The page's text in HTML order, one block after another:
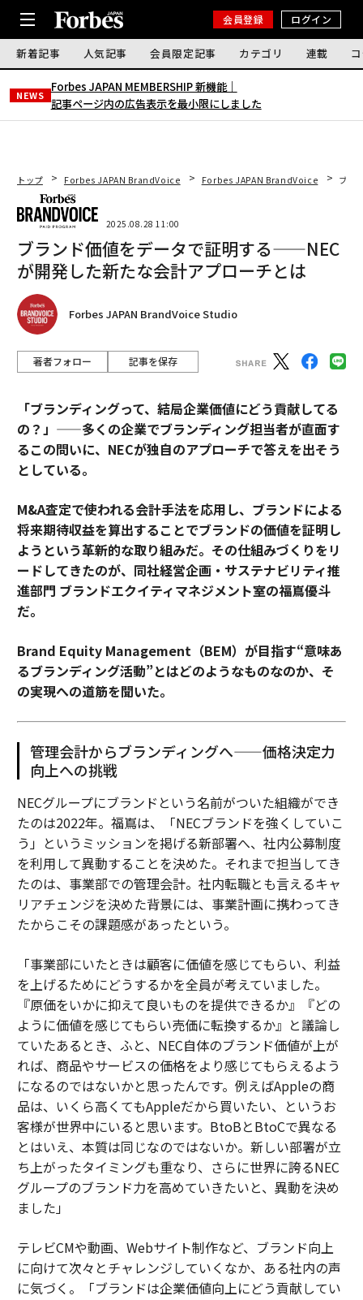
会員登録 ログイン
新着記事 人気記事 会員限定記事 カテゴリ 連載
NEWS
Forbes JAPAN MEMBERSHIP 新機能｜
記事ページ内の広告表示を最小限にしました
トップ Forbes JAPAN BrandVoice Forbes JAPAN BrandVoice ブラ
2025.08.28 11:00
ブランド価値をデータで証明する——NEC
が開発した新たな会計アプローチとは
Forbes JAPAN BrandVoice Studio
著者フォロー 記事を保存
「ブランディングって、結局企業価値にどう貢献してる
の？」——多くの企業でブランディング担当者が直面す
るこの問いに、NECが独自のアプローチで答えを出そう
としている。
M&A査定で使われる会計手法を応用し、ブランドによる
将来期待収益を算出することでブランドの価値を証明し
ようという革新的な取り組みだ。その仕組みづくりをリ
ードしてきたのが、同社経営企画・サステナビリティ推
進部門 ブランドエクイティマネジメント室の福嶌優斗
だ。
Brand Equity Management（BEM）が目指す“意味あ
るブランディング活動”とはどのようなものなのか、そ
の実現への道筋を聞いた。
管理会計からブランディングへ——価格決定力
向上への挑戦
NECグループにブランドという名前がついた組織ができ
たのは2022年。福嶌は、「NECブランドを強くしていこ
う」というミッションを掲げる新部署へ、社内公募制度
を利用して異動することを決めた。それまで担当してき
たのは、事業部での管理会計。社内転職とも言えるキャ
リアチェンジを決めた背景には、事業計画に携わってき
たからこその課題感があったという。
「事業部にいたときは顧客に価値を感じてもらい、利益
を上げるためにどうするかを全員が考えていました。
『原価をいかに抑えて良いものを提供できるか』『どの
ように価値を感じてもらい売価に転換するか』と議論し
ていたあるとき、ふと、NEC自体のブランド価値が上が
れば、商品やサービスの価格をより感じてもらえるよう
になるのではないかと思ったんです。例えばAppleの商
品は、いくら高くてもAppleだから買いたい、というお
客様が世界中にいると思います。BtoBとBtoCで異なる
とはいえ、本質は同じなのではないか。新しい部署が立
ち上がったタイミングも重なり、さらに世界に誇るNEC
グループのブランド力を高めていきたいと、異動を決め
ました」
テレビCMや動画、Webサイト制作など、ブランド向上
に向けて次々とチャレンジしていくなか、ある社内の声
に気づく。「ブランドは企業価値向上にどう貢献してい